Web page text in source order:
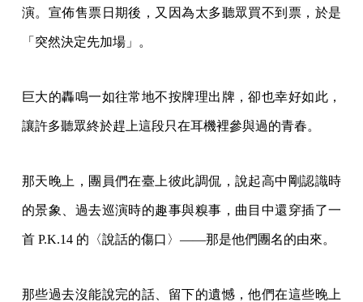
演。宣佈售票日期後，又因為太多聽眾買不到票，於是
「突然決定先加場」。
巨大的轟鳴一如往常地不按牌理出牌，卻也幸好如此，
讓許多聽眾終於趕上這段只在耳機裡參與過的青春。
那天晚上，團員們在臺上彼此調侃，說起高中剛認識時
的景象、過去巡演時的趣事與糗事，曲目中還穿插了一
首 P.K.14 的〈說話的傷口〉——那是他們團名的由來。
那些過去沒能說完的話、留下的遺憾，他們在這些晚上